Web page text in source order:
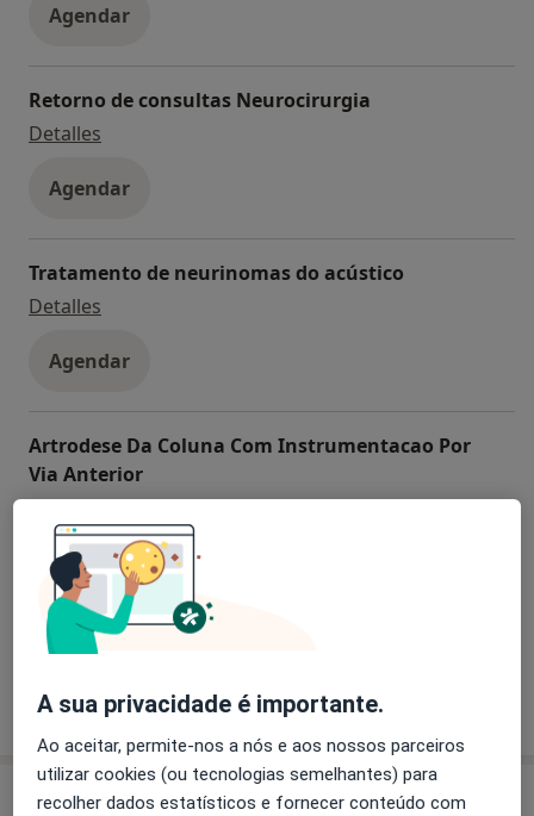
Agendar
Retorno de consultas Neurocirurgia
Detalles
Agendar
Tratamento de neurinomas do acústico
Detalles
Agendar
Artrodese Da Coluna Com Instrumentacao Por
Via Anterior
DetallesArtrodese Da Coluna Com Instrumentacao Por
Agendar
+ 52 serviços
Como mostramos os preços?
Especialistas Verificar meu plano de sáude
A sua privacidade é importante.
Ao aceitar, permite-nos a nós e aos nossos parceiros
utilizar cookies (ou tecnologias semelhantes) para
recolher dados estatísticos e fornecer conteúdo com